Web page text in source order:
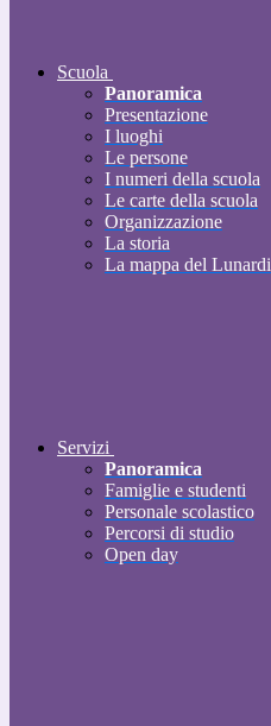
Scuola
Panoramica
Presentazione
I luoghi
Le persone
I numeri della scuola
Le carte della scuola
Organizzazione
La storia
La mappa del Lunardi
Servizi
Panoramica
Famiglie e studenti
Personale scolastico
Percorsi di studio
Open day